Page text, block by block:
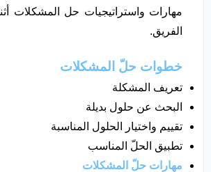
مهارات واستراتيجيات حل المشكلات
الفريق.
خطوات حلّ المشكلات
تعريف المشكلة
البحث عن حلول بديلة
تقييم واختيار الحلول المناسبة
تطبيق الحلّ المناسب
مهارات حلّ المشكلات